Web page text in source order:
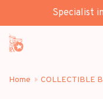
Specialist
Home COLLECTIBLE